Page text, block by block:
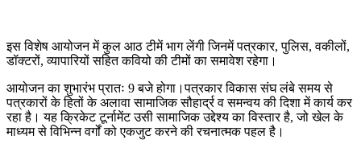
इस विशेष आयोजन में कुल आठ टीमें भाग लेंगी जिनमें पत्रकार, पुलिस, वकीलों,
डॉक्टरों, व्यापारियों सहित कवियो की टीमों का समावेश रहेगा।
आयोजन का शुभारंभ प्रातः 9 बजे होगा।पत्रकार विकास संघ लंबे समय से
पत्रकारों के हितों के अलावा सामाजिक सौहार्द्र व समन्वय की दिशा में कार्य कर
रहा है। यह क्रिकेट टूर्नामेंट उसी सामाजिक उद्देश्य का विस्तार है, जो खेल के
माध्यम से विभिन्न वर्गों को एकजुट करने की रचनात्मक पहल है।